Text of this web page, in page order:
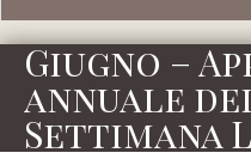
Giugno –
annuale
Settimana